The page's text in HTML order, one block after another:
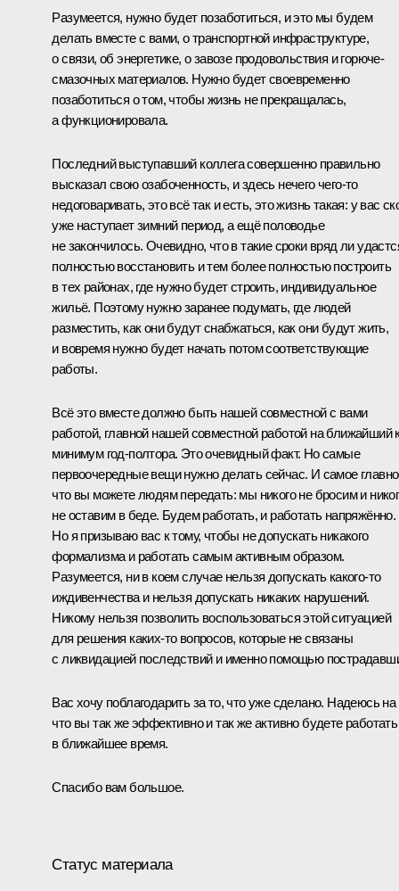
Разумеется, нужно будет позаботиться, и это мы будем
делать вместе с вами, о транспортной инфраструктуре,
о связи, об энергетике, о завозе продовольствия и горюче-
смазочных материалов. Нужно будет своевременно
позаботиться о том, чтобы жизнь не прекращалась,
а функционировала.
Последний выступавший коллега совершенно правильно
высказал свою озабоченность, и здесь нечего чего‑то
недоговаривать, это всё так и есть, это жизнь такая: у вас
уже наступает зимний период, а ещё половодье
не закончилось. Очевидно, что в такие сроки вряд ли
полностью восстановить и тем более полностью построить
в тех районах, где нужно будет строить, индивидуальное
жильё. Поэтому нужно заранее подумать, где людей
разместить, как они будут снабжаться, как они будут жить,
и вовремя нужно будет начать потом соответствующие
работы.
Всё это вместе должно быть нашей совместной с вами
работой, главной нашей совместной работой на ближайший
минимум год-полтора. Это очевидный факт. Но самые
первоочередные вещи нужно делать сейчас. И самое
что вы можете людям передать: мы никого не бросим и
не оставим в беде. Будем работать, и работать напряжённо.
Но я призываю вас к тому, чтобы не допускать никакого
формализма и работать самым активным образом.
Разумеется, ни в коем случае нельзя допускать какого‑то
иждивенчества и нельзя допускать никаких нарушений.
Никому нельзя позволить воспользоваться этой ситуацией
для решения каких‑то вопросов, которые не связаны
с ликвидацией последствий и именно помощью
Вас хочу поблагодарить за то, что уже сделано. Надеюсь на
что вы так же эффективно и так же активно будете работать
в ближайшее время.
Спасибо вам большое.
Статус материала